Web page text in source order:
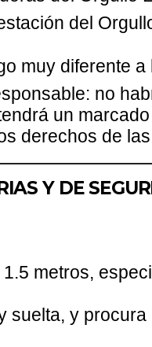
del
muy diferente
no
un
derechos de
Y DE
metros,
suelta, y